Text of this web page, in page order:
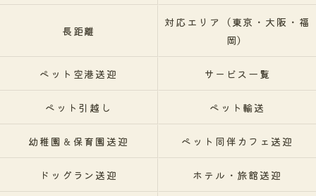
長距離
対応エリア（東京・大阪・福
岡）
ペット空港送迎 サービス一覧
ペット引越し ペット輸送
幼稚園＆保育園送迎 ペット同伴カフェ送迎
ドッグラン送迎 ホテル・旅館送迎